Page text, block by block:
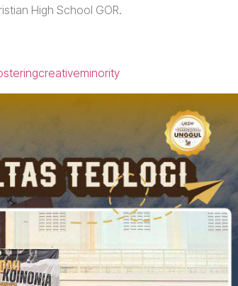
High School GOR.